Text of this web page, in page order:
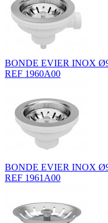
BONDE EVIER INOX
REF 1960A00
BONDE EVIER INOX
REF 1961A00